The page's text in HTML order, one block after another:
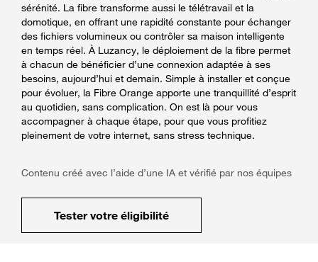
sérénité. La fibre transforme aussi le télétravail et la
domotique, en offrant une rapidité constante pour échanger
des fichiers volumineux ou contrôler sa maison intelligente
en temps réel. À Luzancy, le déploiement de la fibre permet
à chacun de bénéficier d’une connexion adaptée à ses
besoins, aujourd’hui et demain. Simple à installer et conçue
pour évoluer, la Fibre Orange apporte une tranquillité d’esprit
au quotidien, sans complication. On est là pour vous
accompagner à chaque étape, pour que vous profitiez
pleinement de votre internet, sans stress technique.
Contenu créé avec l’aide d’une IA et vérifié par nos équipes
Tester votre éligibilité